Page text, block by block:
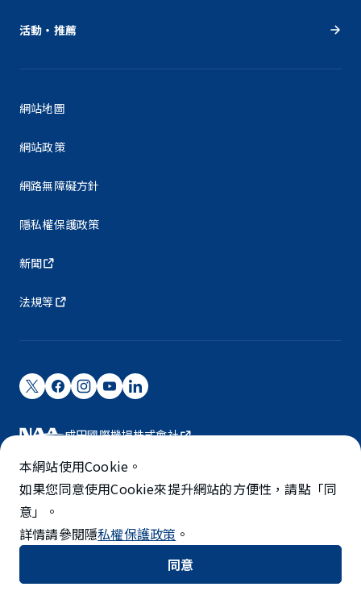
活動・推薦
網站地圖
網站政策
網路無障礙方針
隱私權保護政策
新聞
法規等
成田國際機場株式會社
成田國際機場由NAA營運。
©NARITA INTERNATIONAL AIRPORT CORPORATION
5-STAR AIRPORT
本網站使用Cookie。
如果您同意使用Cookie來提升網站的方便性，請點「同
意」。
詳情請參閱隱私權保護政策 。
同意